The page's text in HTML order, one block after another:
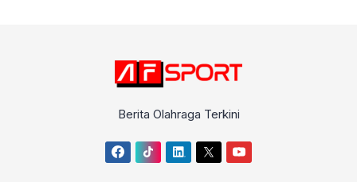
Berita Olahraga Terkini